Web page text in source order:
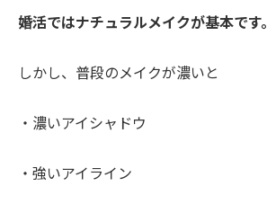
婚活ではナチュラルメイクが基本です。
しかし、普段のメイクが濃いと
・濃いアイシャドウ
・強いアイライン